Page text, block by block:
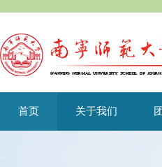
首页 关于我们